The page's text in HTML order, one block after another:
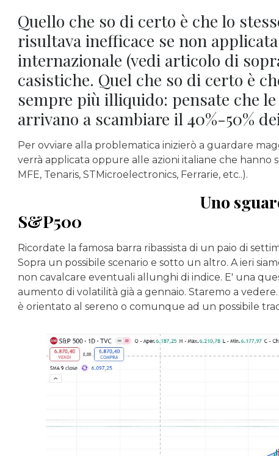
Quello che so di certo è che lo
risultava inefficace se non
internazionale (vedi articolo di
casistiche. Quel che so di certo è
sempre più illiquido: pensate che
arrivano a scambiare il 40%-50%
Per ovviare alla problematica inizierò a guardare
verrà applicata oppure alle azioni italiane che hanno
MFE, Tenaris, STMicroelectronics, Ferrarie, etc..).
Uno
S&P500
Ricordate la famosa barra ribassista di un paio di
Sopra un possibile scenario e sotto un altro. A ieri
non cavalcare eventuali allunghi di indice. E' una
aumento di volatilità già a gennaio. Staremo a
è orientato al sereno o comunque ad un possibile